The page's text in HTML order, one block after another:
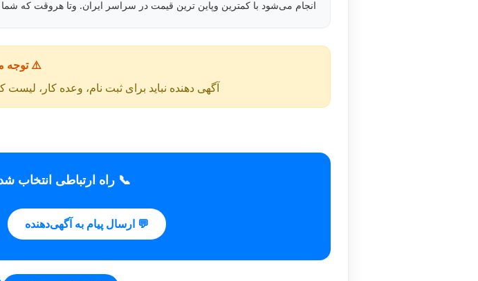
انجام می‌شود با کمترین وپاین ترین قیمت در سراسر ایران. وتا هروقت که
⚠️ توجه
آگهی دهنده نباید برای ثبت نام، وعده کار، لیست
📞 راه ارتباطی انتخاب
💬 ارسال پیام به آگهی‌دهنده